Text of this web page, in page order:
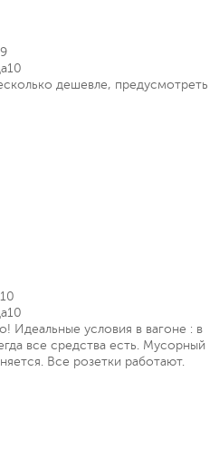
9
10
дешевле, предусмотреть
10
10
Идеальные условия в вагоне : в
все средства есть. Мусорный
Все розетки работают.